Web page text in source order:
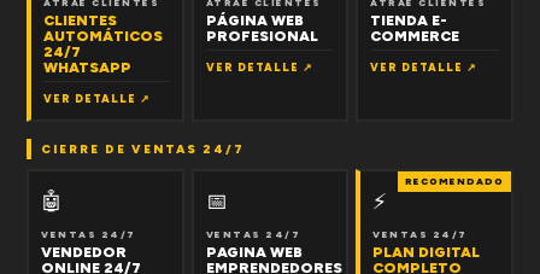
CLIENTES
AUTOMÁTICOS
24/7
WHATSAPP
VER DETALLE ↗
PÁGINA WEB
PROFESIONAL
VER DETALLE ↗
TIENDA E-
COMMERCE
VER DETALLE ↗
CIERRE DE VENTAS 24/7
🤖
VENTAS 24/7
VENDEDOR
ONLINE 24/7
📅
VENTAS 24/7
PAGINA WEB
EMPRENDEDORES
RECOMENDADO
⚡
VENTAS 24/7
PLAN DIGITAL
COMPLETO